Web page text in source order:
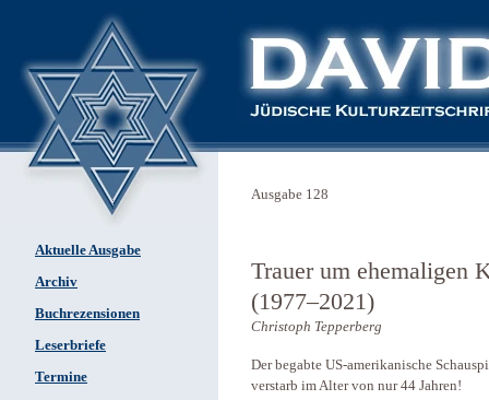
Aktuelle Ausgabe
Archiv
Buchrezensionen
Leserbriefe
Termine
Ausgabe 128
Trauer um ehemaligen
(1977–2021)
Christoph Tepperberg
Der begabte US-amerikanische
verstarb im Alter von nur 44 Jahren!